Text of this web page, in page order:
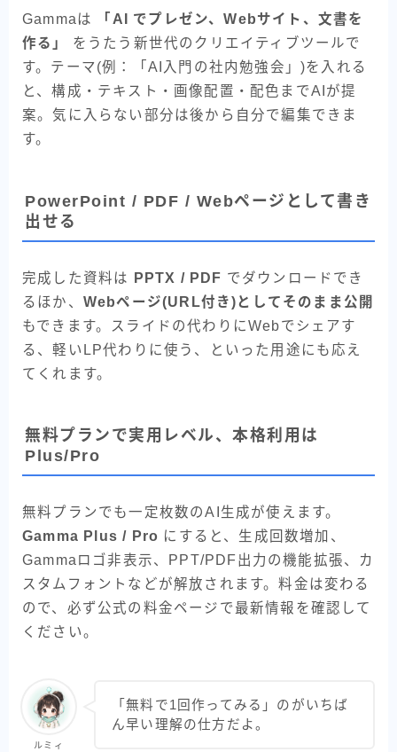
Gammaは
「AI でプレゼン、Webサイト、文書を
作る」
をうたう新世代のクリエイティブツールで
す。テーマ(例：「AI入門の社内勉強会」)を入れる
と、構成・テキスト・画像配置・配色までAIが提
案。気に入らない部分は後から自分で編集できま
す。
PowerPoint / PDF / Webページとして書き
出せる
完成した資料は PPTX / PDF でダウンロードでき
るほか、 Webページ(URL付き)としてそのまま公開
もできます。スライドの代わりにWebでシェアす
る、軽いLP代わりに使う、といった用途にも応え
てくれます。
無料プランで実用レベル、本格利用は
Plus/Pro
無料プランでも一定枚数のAI生成が使えます。
Gamma Plus / Pro にすると、生成回数増加、
Gammaロゴ非表示、PPT/PDF出力の機能拡張、カ
スタムフォントなどが解放されます。料金は変わる
ので、必ず公式の料金ページで最新情報を確認して
ください。
ルミィ
「無料で1回作ってみる」のがいちば
ん早い理解の仕方だよ。